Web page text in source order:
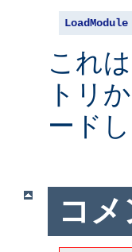
LoadModule
これ
トリ
ードし
コメ